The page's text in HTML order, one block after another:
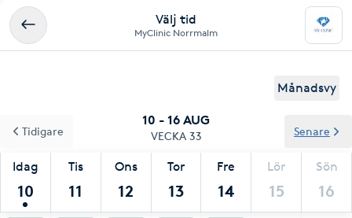
Välj tid
MyClinic Norrmalm
Månadsvy
10 - 16 AUG
VECKA 33
Idag
10
Tis
11
Ons
12
Tor
13
Fre
14
Lör
15
Sön
16
Tidigare Senare